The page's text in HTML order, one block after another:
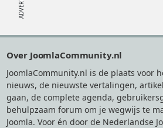
Over JoomlaCommunity.nl
JoomlaCommunity.nl is de plaats voor
nieuws, de nieuwste vertalingen,
gaan, de complete agenda,
behulpzaam forum om je wegwijs te
Joomla. Voor én door de Nederlandse